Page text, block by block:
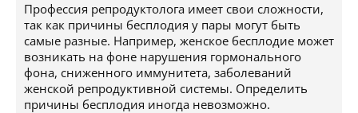
Профессия репродуктолога имеет свои сложности,
так как причины бесплодия у пары могут быть
самые разные. Например, женское бесплодие может
возникать на фоне нарушения гормонального
фона, сниженного иммунитета, заболеваний
женской репродуктивной системы. Определить
причины бесплодия иногда невозможно.